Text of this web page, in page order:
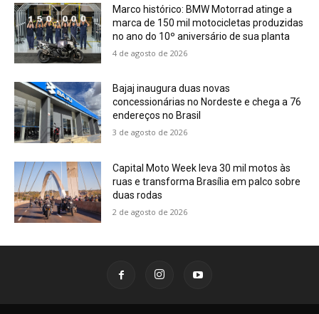
Marco histórico: BMW Motorrad atinge a
marca de 150 mil motocicletas produzidas
no ano do 10º aniversário de sua planta
4 de agosto de 2026
Bajaj inaugura duas novas
concessionárias no Nordeste e chega a 76
endereços no Brasil
3 de agosto de 2026
Capital Moto Week leva 30 mil motos às
ruas e transforma Brasília em palco sobre
duas rodas
2 de agosto de 2026